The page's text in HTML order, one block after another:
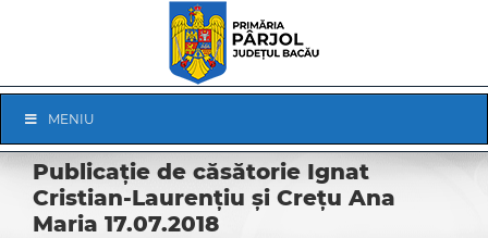
Navigation
MENIU
Publicație de căsătorie Ignat
Cristian-Laurențiu și Crețu Ana
Maria 17.07.2018